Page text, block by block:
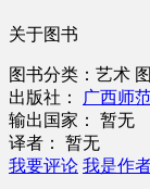
关于图书
图书分类：艺术
出版社：
广西师
输出国家： 暂无
译者： 暂无
我要评论 我是作